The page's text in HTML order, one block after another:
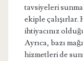
tavsiyeleri
ekiple
ihtiyacınız
Ayrıca, bazı
hizmetleri de